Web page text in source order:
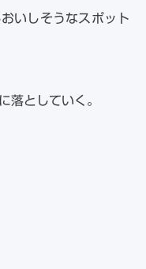
いしそうなスポット
落としていく。